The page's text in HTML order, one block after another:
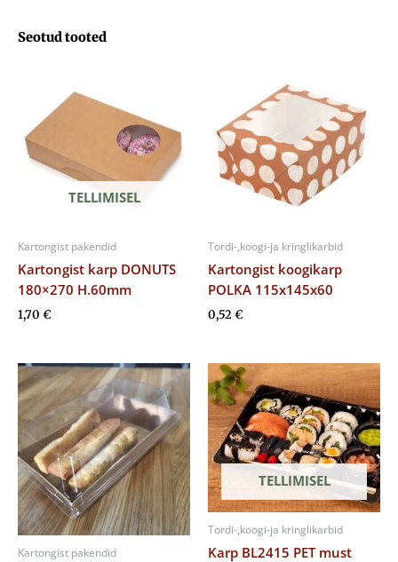
Seotud tooted
TELLIMISEL
Kartongist pakendid
Kartongist karp DONUTS
180×270 H.60mm
1,70 €
Tordi-,koogi-ja kringlikarbid
Kartongist koogikarp
POLKA 115x145x60
0,52€
Kartongist pakendid
TELLIMISEL
Tordi-,koogi-ja kringlikarbid
Karp BL2415 PET must